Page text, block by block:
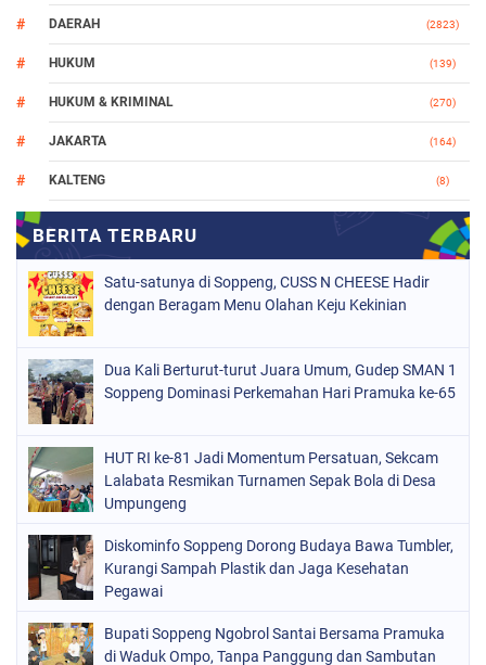
DAERAH (2823)
HUKUM (139)
HUKUM & KRIMINAL (270)
JAKARTA (164)
KALTENG (8)
(112)
NASIONAL (965)
ORGANISASI
PERISTIWA
POLITIK (226)
POLRI
SOPPENG (1975)
SULSEL
Satu-satunya di Soppeng, CUSS N CHEESE Hadir
dengan Beragam Menu Olahan Keju Kekinian
Dua Kali Berturut-turut Juara Umum, Gudep SMAN 1
Soppeng Dominasi Perkemahan Hari Pramuka ke-65
HUT RI ke-81 Jadi Momentum Persatuan, Sekcam
Lalabata Resmikan Turnamen Sepak Bola di Desa
Umpungeng
Diskominfo Soppeng Dorong Budaya Bawa Tumbler,
Kurangi Sampah Plastik dan Jaga Kesehatan
Pegawai
Bupati Soppeng Ngobrol Santai Bersama Pramuka
di Waduk Ompo, Tanpa Panggung dan Sambutan